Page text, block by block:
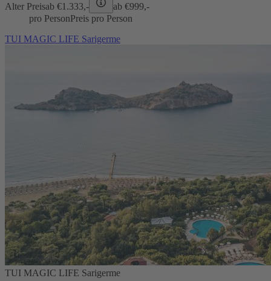
Alter Preisab €1.333,- ab €999,-
pro PersonPreis pro Person
TUI MAGIC LIFE Sarigerme
TUI MAGIC LIFE Sarigerme